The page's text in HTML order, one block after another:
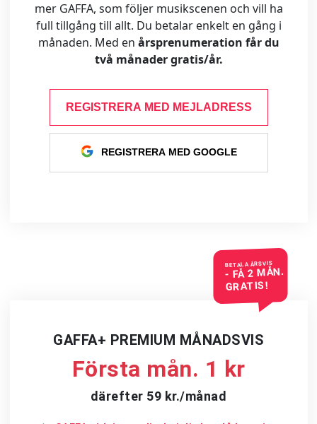
mer GAFFA, som följer musikscenen och vill ha
full tillgång till allt. Du betalar enkelt en gång i
månaden. Med en årsprenumeration får du
två månader gratis/år.
REGISTRERA MED MEJLADRESS
REGISTRERA MED GOOGLE
BETALA ÅRSVIS
- FÅ 2 MÅN.
GRATIS!
GAFFA+ PREMIUM MÅNADSVIS
Första mån. 1 kr
därefter 59 kr./månad